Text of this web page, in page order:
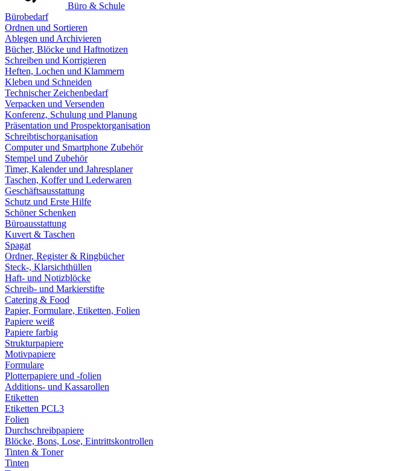
Büro & Schule
Bürobedarf
Ordnen und Sortieren
Ablegen und Archivieren
Bücher, Blöcke und Haftnotizen
Schreiben und Korrigieren
Heften, Lochen und Klammern
Kleben und Schneiden
Technischer Zeichenbedarf
Verpacken und Versenden
Konferenz, Schulung und Planung
Präsentation und Prospektorganisation
Schreibtischorganisation
Computer und Smartphone Zubehör
Stempel und Zubehör
Timer, Kalender und Jahresplaner
Taschen, Koffer und Lederwaren
Geschäftsausstattung
Schutz und Erste Hilfe
Schöner Schenken
Büroausstattung
Kuvert & Taschen
Spagat
Ordner, Register & Ringbücher
Steck-, Klarsichthüllen
Haft- und Notizblöcke
Schreib- und Markierstifte
Catering & Food
Papier, Formulare, Etiketten, Folien
Papiere weiß
Papiere farbig
Strukturpapiere
Motivpapiere
Formulare
Plotterpapiere und -folien
Additions- und Kassarollen
Etiketten
Etiketten PCL3
Folien
Durchschreibpapiere
Blöcke, Bons, Lose, Eintrittskontrollen
Tinten & Toner
Tinten